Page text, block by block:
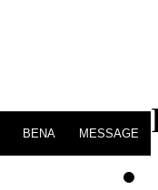
BENA MESSAGE